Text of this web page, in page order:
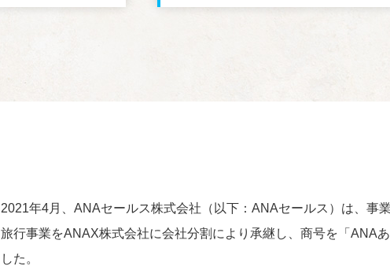
2021年4月、ANAセールス株式会社（以下：ANAセールス）は、事
旅行事業をANAX株式会社に会社分割により承継し、商号を「ANA
した。